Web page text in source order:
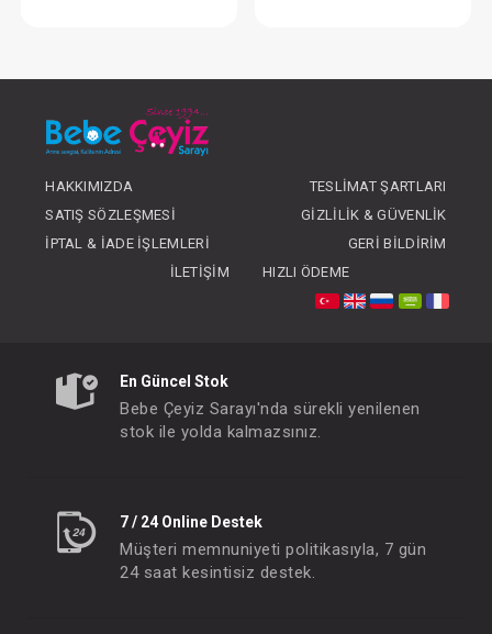
OLUNUZ
HAKKIMIZDA
TESLIMAT ŞARTLARI
SATIŞ SÖZLEŞMESI
GIZLILIK & GÜVENLIK
İPTAL & İADE İŞLEMLERI
GERI BILDIRIM
İLETIŞIM
HIZLI ÖDEME
En Güncel Stok
Bebe Çeyiz Sarayı'nda sürekli yenilenen
stok ile yolda kalmazsınız.
7 / 24 Online Destek
Müşteri memnuniyeti politikasıyla, 7 gün
24 saat kesintisiz destek.